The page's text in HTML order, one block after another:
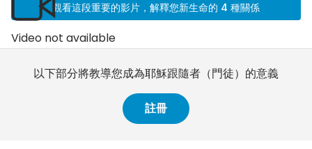
Video not available
觀看這段重要的影片，解釋您新生命的 4 種關係
以下部分將教導您成為耶穌跟隨者（門徒）的意義
註冊